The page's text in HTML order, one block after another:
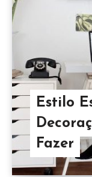
Estilo
Fazer